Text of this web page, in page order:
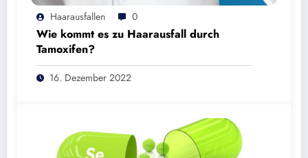
Haarausfallen 0
Wie kommt es zu Haarausfall durch
Tamoxifen?
16. Dezember 2022